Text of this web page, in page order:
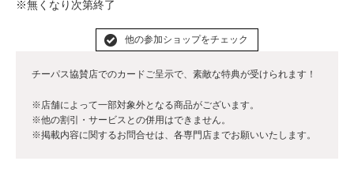
※無くなり次第終了
他の参加ショップをチェック
チーパス協賛店でのカードご呈示で、素敵な特典が受けられます！
※店舗によって一部対象外となる商品がございます。
※他の割引・サービスとの併用はできません。
※掲載内容に関するお問合せは、各専門店までお願いいたします。